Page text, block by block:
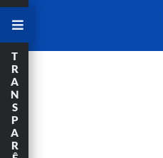
T
R
A
N
S
P
A
R